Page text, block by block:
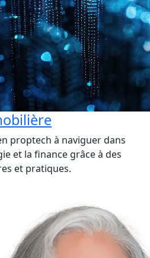
proptech à naviguer dans
et la finance grâce à des
et pratiques.